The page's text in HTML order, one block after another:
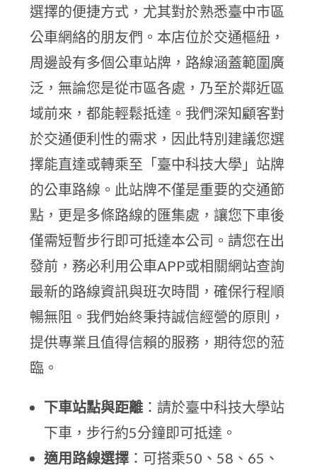
選擇的便捷方式，尤其對於熟悉臺中市區
公車網絡的朋友們。本店位於交通樞紐，
周邊設有多個公車站牌，路線涵蓋範圍廣
泛，無論您是從市區各處，乃至於鄰近區
域前來，都能輕鬆抵達。我們深知顧客對
於交通便利性的需求，因此特別建議您選
擇能直達或轉乘至「臺中科技大學」站牌
的公車路線。此站牌不僅是重要的交通節
點，更是多條路線的匯集處，讓您下車後
僅需短暫步行即可抵達本公司。請您在出
發前，務必利用公車APP或相關網站查詢
最新的路線資訊與班次時間，確保行程順
暢無阻。我們始終秉持誠信經營的原則，
提供專業且值得信賴的服務，期待您的蒞
臨。
下車站點與距離 ：請於臺中科技大學站
下車，步行約5分鐘即可抵達。
適用路線選擇 ：可搭乘50、58、65、